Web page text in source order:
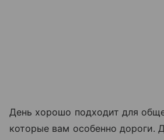
День хорошо подходит для
которые вам особенно дороги.